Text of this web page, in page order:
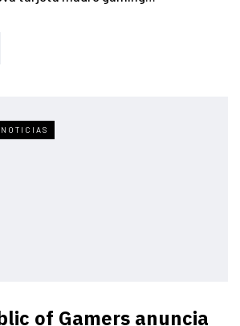
NOTICIAS
of Gamers anuncia